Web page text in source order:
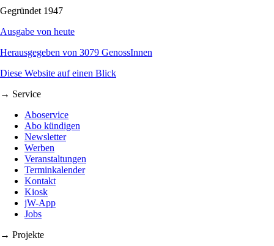
Gegründet 1947
Ausgabe von heute
Herausgegeben von 3079 GenossInnen
Diese Website auf einen Blick
→ Service
Aboservice
Abo kündigen
Newsletter
Werben
Veranstaltungen
Terminkalender
Kontakt
Kiosk
jW-App
Jobs
→ Projekte